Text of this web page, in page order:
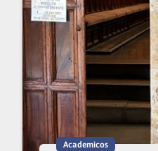
Academicos